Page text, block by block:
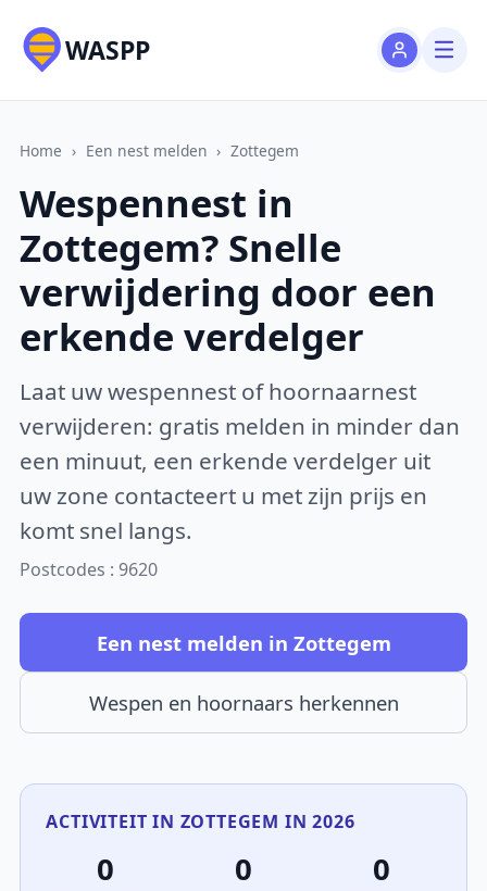
WASPP
Home › Een nest melden › Zottegem
Wespennest in
Zottegem? Snelle
verwijdering door een
erkende verdelger
Laat uw wespennest of hoornaarnest
verwijderen: gratis melden in minder dan
een minuut, een erkende verdelger uit
uw zone contacteert u met zijn prijs en
komt snel langs.
Postcodes : 9620
Een nest melden in Zottegem
Wespen en hoornaars herkennen
ACTIVITEIT IN ZOTTEGEM IN 2026
0 0 0